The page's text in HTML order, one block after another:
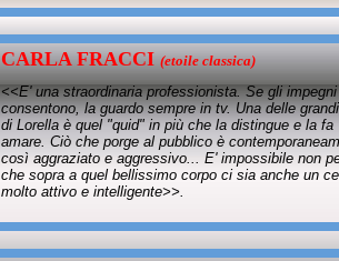
CARLA FRACCI(etoile classica)
<<E' una straordinaria professionista. Se gli
consentono, la guardo sempre in tv. Una delle
di Lorella è quel "quid" in più che la distingue e la fa
amare. Ciò che porge al pubblico è
così aggraziato e aggressivo... E' impossibile non
che sopra a quel bellissimo corpo ci sia anche un
molto attivo e intelligente>>.